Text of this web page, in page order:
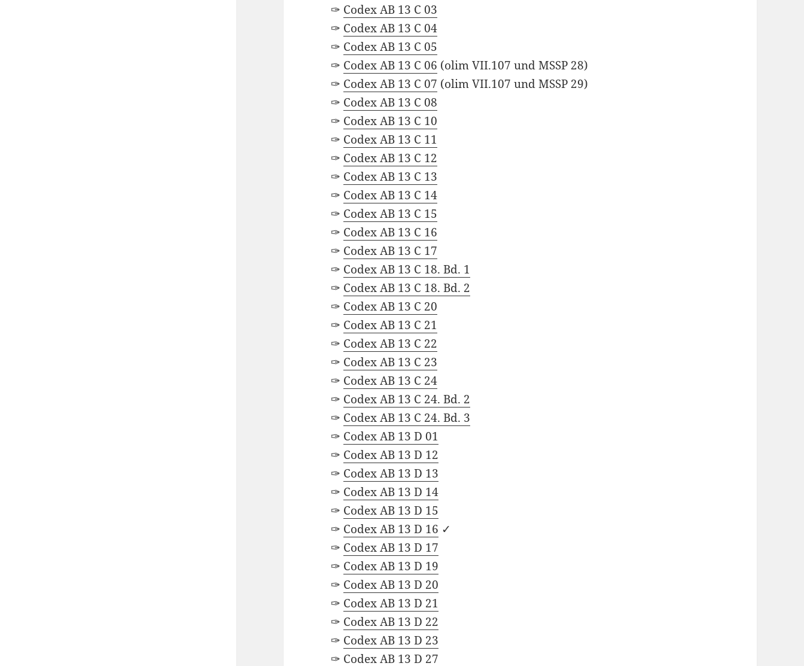
✑ Codex AB 13 C 03
✑ Codex AB 13 C 04
✑ Codex AB 13 C 05
✑ Codex AB 13 C 06 (olim VII.107 und MSSP 28)
✑ Codex AB 13 C 07 (olim VII.107 und MSSP 29)
✑ Codex AB 13 C 08
✑ Codex AB 13 C 10
✑ Codex AB 13 C 11
✑ Codex AB 13 C 12
✑ Codex AB 13 C 13
✑ Codex AB 13 C 14
✑ Codex AB 13 C 15
✑ Codex AB 13 C 16
✑ Codex AB 13 C 17
✑ Codex AB 13 C 18. Bd. 1
✑ Codex AB 13 C 18. Bd. 2
✑ Codex AB 13 C 20
✑ Codex AB 13 C 21
✑ Codex AB 13 C 22
✑ Codex AB 13 C 23
✑ Codex AB 13 C 24
✑ Codex AB 13 C 24. Bd. 2
✑ Codex AB 13 C 24. Bd. 3
✑ Codex AB 13 D 01
✑ Codex AB 13 D 12
✑ Codex AB 13 D 13
✑ Codex AB 13 D 14
✑ Codex AB 13 D 15
✑ Codex AB 13 D 16 ✓
✑ Codex AB 13 D 17
✑ Codex AB 13 D 19
✑ Codex AB 13 D 20
✑ Codex AB 13 D 21
✑ Codex AB 13 D 22
✑ Codex AB 13 D 23
✑ Codex AB 13 D 27